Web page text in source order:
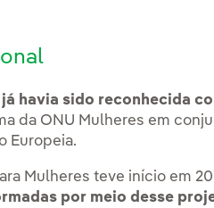
havia sido reconhecida
da ONU Mulheres em
Europeia.
Mulheres teve início em
por meio desse